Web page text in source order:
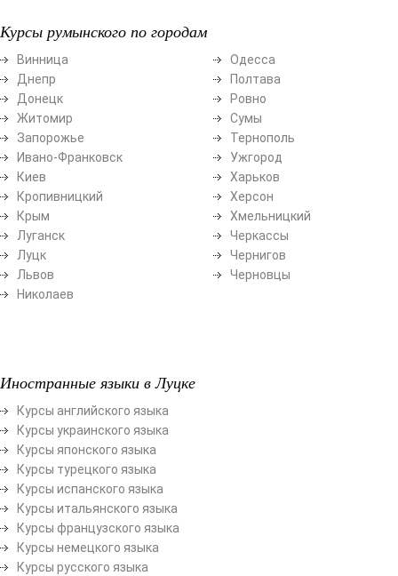
Курсы румынского по городам
Винница
Днепр
Донецк
Житомир
Запорожье
Ивано-Франковск
Киев
Кропивницкий
Крым
Луганск
Луцк
Львов
Николаев
Одесса
Полтава
Ровно
Сумы
Тернополь
Ужгород
Харьков
Херсон
Хмельницкий
Черкассы
Чернигов
Черновцы
Иностранные языки в Луцке
Курсы английского языка
Курсы украинского языка
Курсы японского языка
Курсы турецкого языка
Курсы испанского языка
Курсы итальянского языка
Курсы французского языка
Курсы немецкого языка
Курсы русского языка